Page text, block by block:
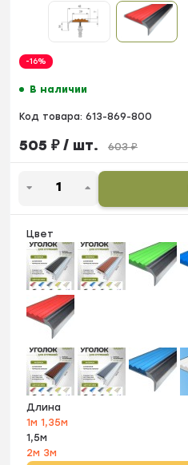
-16%
В наличии
Код товара: 613-869-800
505 ₽/ шт. 603₽
Цвет
Длина
1м1,35м
1,5м
2м 3м